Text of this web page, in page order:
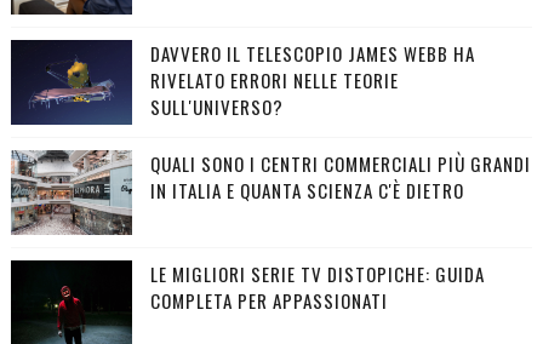
DAVVERO IL TELESCOPIO JAMES WEBB HA
RIVELATO ERRORI NELLE TEORIE
SULL'UNIVERSO?
QUALI SONO I CENTRI COMMERCIALI PIÙ GRANDI
IN ITALIA E QUANTA SCIENZA C'È DIETRO
LE MIGLIORI SERIE TV DISTOPICHE: GUIDA
COMPLETA PER APPASSIONATI